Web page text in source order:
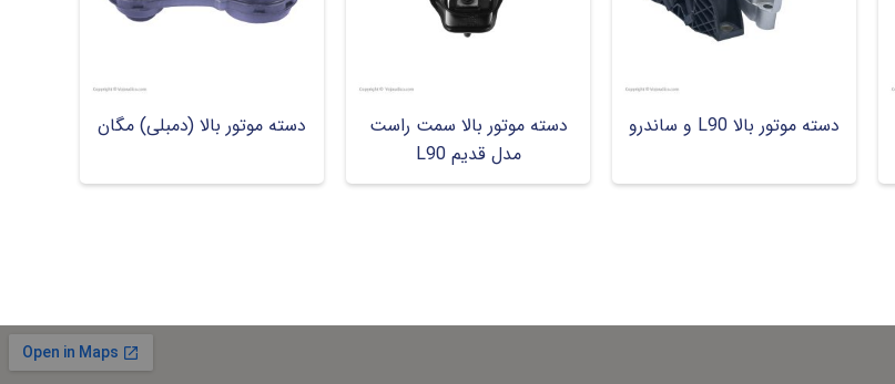
دسته موتور بالا L90 و ساندرو
دسته موتور بالا سمت راست
مدل قدیم L90
دسته موتور بالا (دمبلی) مگان